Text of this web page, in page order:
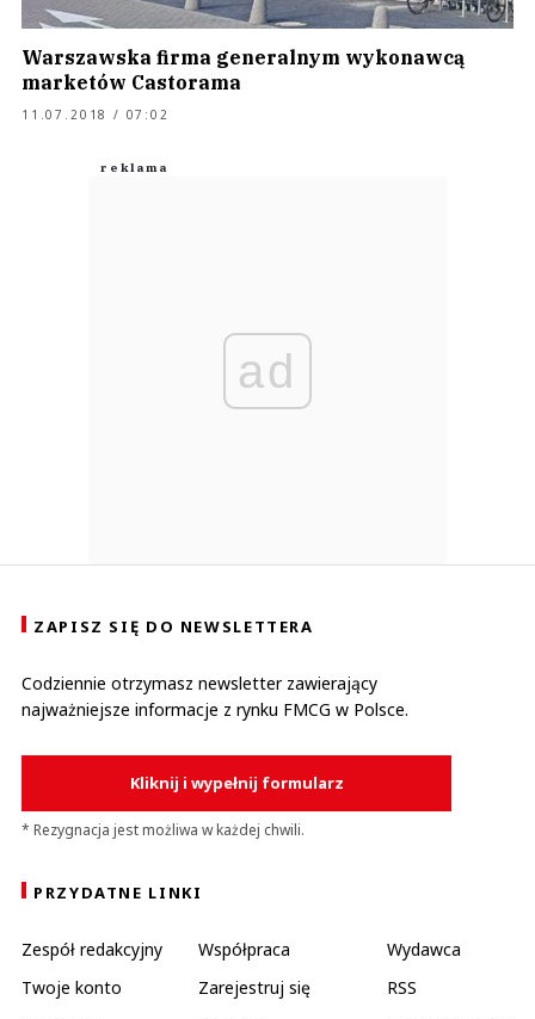
Warszawska firma generalnym wykonawcą
marketów Castorama
11.07.2018 / 07:02
ad
ZAPISZ SIĘ DO NEWSLETTERA
Codziennie otrzymasz newsletter zawierający
najważniejsze informacje z rynku FMCG w Polsce.
Kliknij i wypełnij formularz
* Rezygnacja jest możliwa w każdej chwili.
PRZYDATNE LINKI
Zespół redakcyjny Współpraca
Wydawca
Twoje konto
Zarejestruj się
RSS